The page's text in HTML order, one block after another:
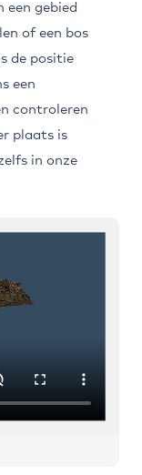
gebied
of een bos
de positie
een
controleren
plaats is
in onze